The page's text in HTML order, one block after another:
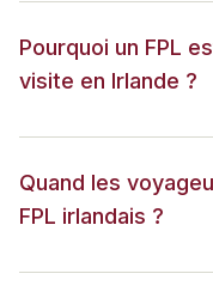
Pourquoi un FPL
visite en Irlande ?
Quand les
FPL irlandais ?